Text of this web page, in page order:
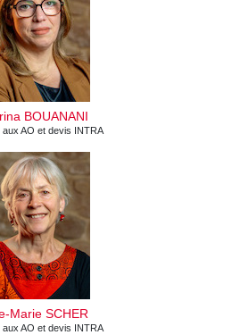
BOUANANI
aux AO et devis INTRA
Marie SCHER
aux AO et devis INTRA